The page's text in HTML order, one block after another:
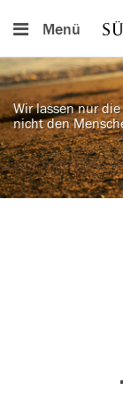
Menü
Wir lassen nur
nicht den